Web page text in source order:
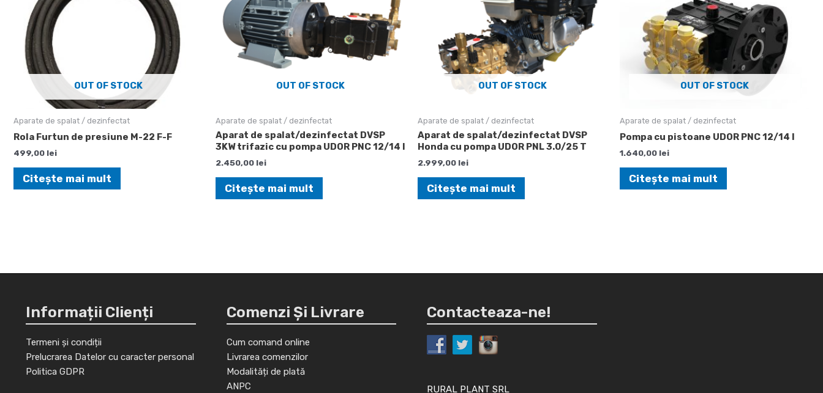
OUT OF STOCK
Aparate de spalat / dezinfectat
Rola Furtun de presiune M-22 F-F
499,00 lei
Citește mai mult
OUT OF STOCK
Aparate de spalat / dezinfectat
Aparat de spalat/dezinfectat DVSP
3KW trifazic cu pompa UDOR PNC 12/14 I
2.450,00 lei
Citește mai mult
OUT OF STOCK
Aparate de spalat / dezinfectat
Aparat de spalat/dezinfectat DVSP
Honda cu pompa UDOR PNL 3.0/25 T
2.999,00 lei
Citește mai mult
OUT OF STOCK
Aparate de spalat / dezinfectat
Pompa cu pistoane UDOR PNC 12/14 I
1.640,00 lei
Citește mai mult
Informații Clienți
Termeni și condiții
Prelucrarea Datelor cu caracter personal
Politica GDPR
Comenzi Și Livrare
Cum comand online
Livrarea comenzilor
Modalități de plată
ANPC
Contacteaza-ne!
RURAL PLANT SRL